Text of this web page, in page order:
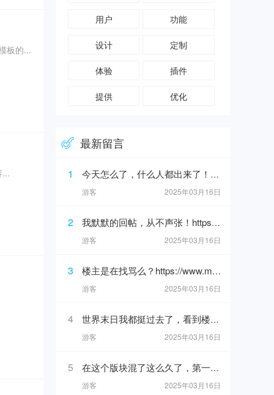
板的...
...
用户 功能
设计 定制
体验 插件
提供 优化
最新留言
1 今天怎么了，什么人都出来了！https://www.mslba.com/links/3af3c1666332ddf50565.html
游客 2025年03月16日
2 我默默的回帖，从不声张！https://www.mslba.com/links/de626f18ad3546c7b228.html
游客 2025年03月16日
3 楼主是在找骂么？https://www.mslba.com/links/ba2a6192088e25bf881b.html
游客 2025年03月16日
4 世界末日我都挺过去了，看到楼主我才知道为什么上帝留我到现在！https://www.mslba.com/links/eec9a0c20149ccd68621.h
游客 2025年03月16日
5 在这个版块混了这么久了，第一次看见这么给你的帖子！https://www.mslba.com/links/5716dc8b40da881ab332.html
游客 2025年03月16日